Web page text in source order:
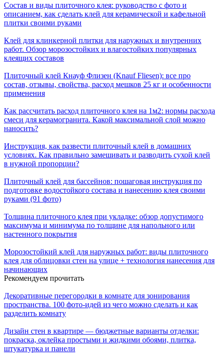
Состав и виды плиточного клея: руководство с фото и
описанием, как сделать клей для керамической и кафельной
плитки своими руками
Клей для клинкерной плитки для наружных и внутренних
работ. Обзор морозостойких и влагостойких популярных
клеящих составов
Плиточный клей Кнауф Флизен (Knauf Fliesen): все про
состав, отзывы, свойства, расход мешков 25 кг и особенности
применения
Как рассчитать расход плиточного клея на 1м2: нормы расхода
смеси для керамогранита. Какой максимальной слой можно
наносить?
Инструкция, как развести плиточный клей в домашних
условиях. Как правильно замешивать и разводить сухой клей
в нужной пропорции?
Плиточный клей для бассейнов: пошаговая инструкция по
подготовке водостойкого состава и нанесению клея своими
руками (91 фото)
Толщина плиточного клея при укладке: обзор допустимого
максимума и минимума по толщине для напольного или
настенного покрытия
Морозостойкий клей для наружных работ: виды плиточного
клея для облицовки стен на улице + технология нанесения для
начинающих
Рекомендуем прочитать
Декоративные перегородки в комнате для зонирования
пространства. 100 фото-идей из чего можно сделать и как
разделить комнату
Дизайн стен в квартире — бюджетные варианты отделки:
покраска, оклейка простыми и жидкими обоями, плитка,
штукатурка и панели